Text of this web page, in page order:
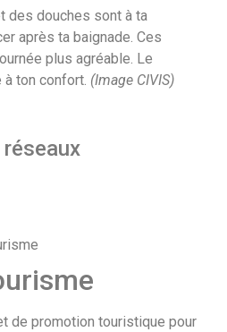
des douches sont à ta
après ta baignade. Ces
plus agréable. Le
à ton confort. (Image CIVIS)
de promotion touristique pour